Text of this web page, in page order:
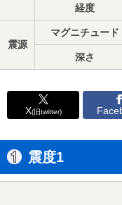
経度
震源
マグニチュード
深さ
X(旧twitter)
震度1